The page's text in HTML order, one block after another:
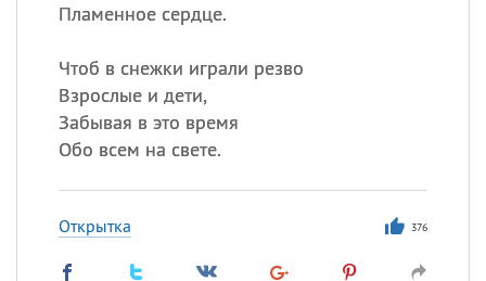
Пламенное сердце.
Чтоб в снежки играли резво
Взрослые и дети,
Забывая в это время
Обо всем на свете.
Открытка 376